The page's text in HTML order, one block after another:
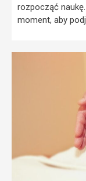
rozpocząć
moment, aby